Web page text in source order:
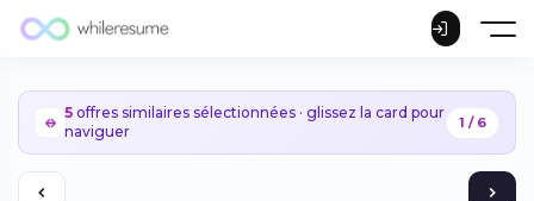
5 offres similaires sélectionnées · glissez la card pour
naviguer
1 / 6